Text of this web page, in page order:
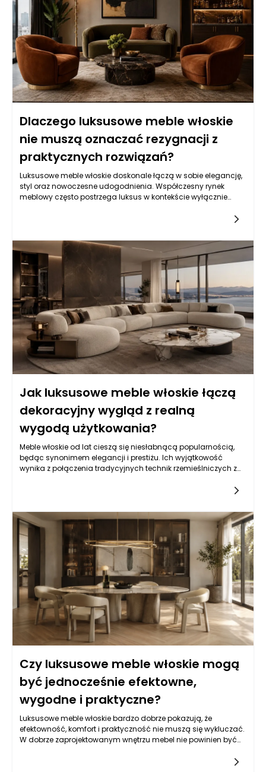
Dlaczego luksusowe meble włoskie
nie muszą oznaczać rezygnacji z
praktycznych rozwiązań?
Luksusowe meble włoskie doskonale łączą w sobie elegancję,
styl oraz nowoczesne udogodnienia. Współczesny rynek
meblowy często postrzega luksus w kontekście wyłącznie
przykuwają wzrok, ale także funkcjonalnie odpowiadają na
wymagania współczesnego użytkownika. W kontekście
rosnącego znaczenia ergonomii, komfortu oraz praktycznych
funkcji, luksusowe meble stają się integralną częścią
aranżacji wnętrz, harmonizując ich elegancję z codziennymi
potrzebami.
Jak luksusowe meble włoskie łączą
dekoracyjny wygląd z realną
wygodą użytkowania?
Meble włoskie od lat cieszą się niesłabnącą popularnością,
będąc synonimem elegancji i prestiżu. Ich wyjątkowość
wynika z połączenia tradycyjnych technik rzemieślniczych z
sprawia, że ich produkty są nie tylko piękne, ale także
funkcjonalne. Warto zauważyć, że w każdej kolekcji można
dostrzec unikalne charakterystyki, które odzwierciedlają
włoską kulturę oraz styl życia. Eleganckie meble stały się
nieodłącznym elementem wielu domów, biur i innych
przestrzeni, gdzie komfort użytkowania idzie w parze z estetyką.
Czy luksusowe meble włoskie mogą
być jednocześnie efektowne,
wygodne i praktyczne?
Luksusowe meble włoskie bardzo dobrze pokazują, że
efektowność, komfort i praktyczność nie muszą się wykluczać.
W dobrze zaprojektowanym wnętrzu mebel nie powinien być
pozbawionym charakteru. Najlepszy efekt pojawia się wtedy,